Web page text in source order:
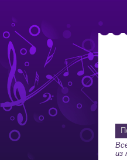
из